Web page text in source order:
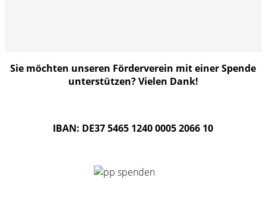
Sie möchten unseren Förderverein mit einer Spende
unterstützen? Vielen Dank!
IBAN: DE37 5465 1240 0005 2066 10